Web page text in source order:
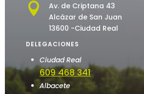

Av. de Criptana 43
Alcázar de San Juan
13600 -Ciudad Real
DELEGACIONES
Ciudad Real
609 468 341
Albacete